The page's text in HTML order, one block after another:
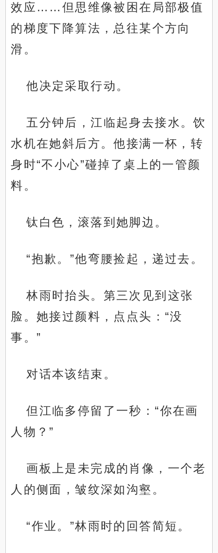
效应……但思维像被困在局部极值
的梯度下降算法，总往某个方向
滑。
他决定采取行动。
五分钟后，江临起身去接水。饮
水机在她斜后方。他接满一杯，转
身时“不小心”碰掉了桌上的一管颜
料。
钛白色，滚落到她脚边。
“抱歉。”他弯腰捡起，递过去。
林雨时抬头。第三次见到这张
脸。她接过颜料，点点头：“没
事。”
对话本该结束。
但江临多停留了一秒：“你在画
人物？”
画板上是未完成的肖像，一个老
人的侧面，皱纹深如沟壑。
“作业。”林雨时的回答简短。